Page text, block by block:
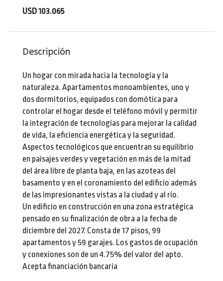
USD 103.065
Descripción
Un hogar con mirada hacia la tecnología y la
naturaleza. Apartamentos monoambientes, uno y
dos dormitorios, equipados con domótica para
controlar el hogar desde el teléfono móvil y permitir
la integración de tecnologías para mejorar la calidad
de vida, la eficiencia energética y la seguridad.
Aspectos tecnológicos que encuentran su equilibrio
en paisajes verdes y vegetación en más de la mitad
del área libre de planta baja, en las azoteas del
basamento y en el coronamiento del edificio además
de las impresionantes vistas a la ciudad y al río.
Un edificio en construcción en una zona estratégica
pensado en su finalización de obra a la fecha de
diciembre del 2027. Consta de 17 pisos, 99
apartamentos y 59 garajes. Los gastos de ocupación
y conexiones son de un 4.75% del valor del apto.
Acepta financiación bancaria